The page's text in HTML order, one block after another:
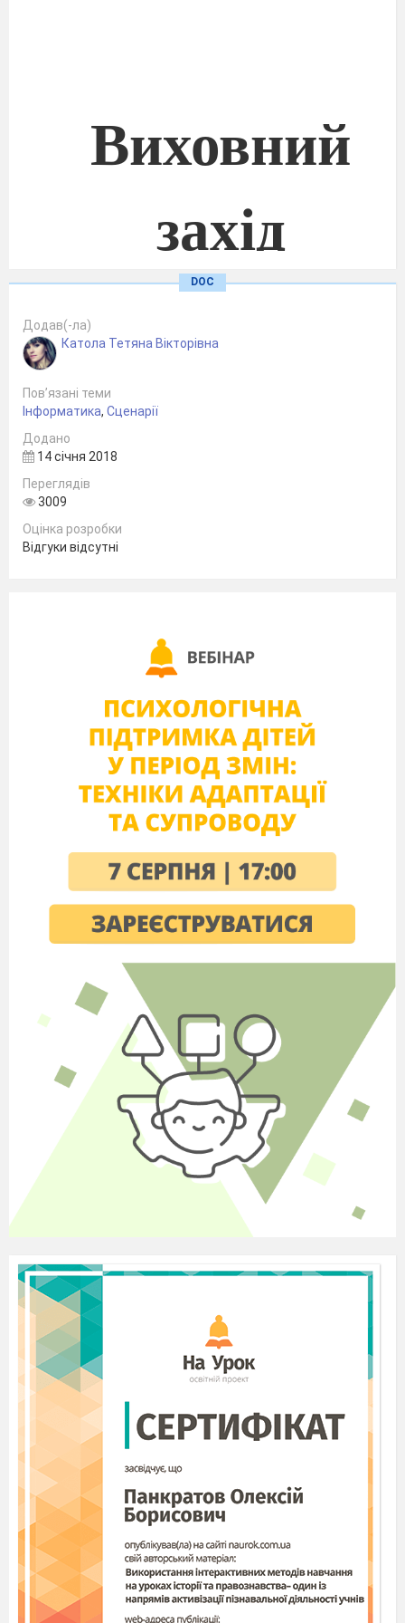
Виховний
захід
«Безпечний
Інтернет»
2017р
Тема: Безпечний Інтернет.
Мета:
сприяти обізнаності батьків про
небезпеки, які існують в Інтернеті та
про шляхи їх домогтися засвоєння
батьками правил безпечної роботи в
навчитися відрізняти безпечний
себе від небезпеки в Інтернеті;
дослідити позитивні і негативні
наслідки Інтернету;
мотивувати їх поширювати цю
інформацію у своєму середовищі;
виховувати інформаційну культуру
батьків та їх дітей.
Обладнання:
Соціальні ролики про
безпечний Інтернет; 2-а аркуші ватману; 2
маркери ; ПК; екран; мультимедійний
проектор; поради для дітей та батьків;
доступ
до мережі Інтернет; медалі за активну участь.
DOC
Додав(-ла)
Катола Тетяна Вікторівна
Пов’язані теми
Інформатика, Сценарії
Додано
14 січня 2018
Переглядів
3009
Оцінка розробки
Відгуки відсутні